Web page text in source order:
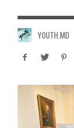
YOUTH.MD